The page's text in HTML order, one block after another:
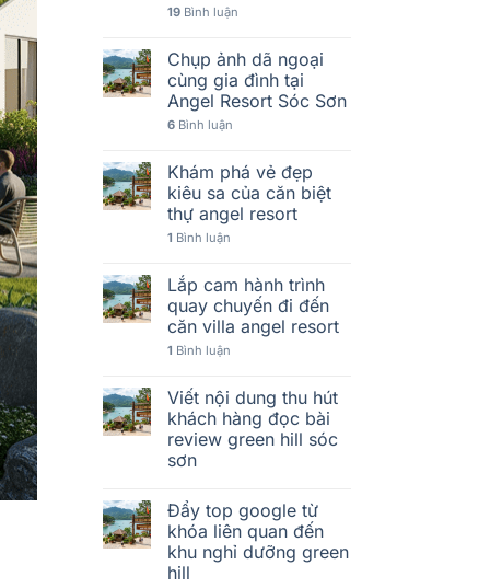
19Bình luận
Chụp ảnh dã ngoại
cùng gia đình tại
Angel Resort Sóc Sơn
6Bình luận
Khám phá vẻ đẹp
kiêu sa của căn biệt
thự angel resort
1 Bình luận
Lắp cam hành trình
quay chuyến đi đến
căn villa angel resort
1 Bình luận
Viết nội dung thu hút
khách hàng đọc bài
review green hill sóc
sơn
Đẩy top google từ
khóa liên quan đến
khu nghỉ dưỡng green
hill